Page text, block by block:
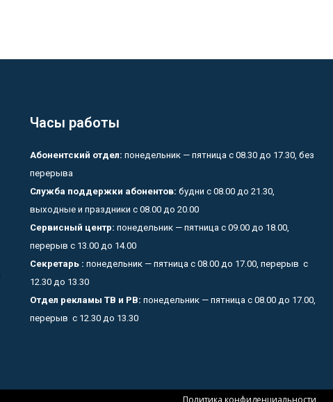
Часы работы
Абонентский отдел: понедельник — пятница с 08.30 до 17.30, без
перерыва
Служба поддержки абонентов: будни с 08.00 до 21.30,
выходные и праздники с 08.00 до 20.00
Сервисный центр: понедельник — пятница с 09.00 до 18.00,
перерыв с 13.00 до 14.00
Секретарь : понедельник — пятница с 08.00 до 17.00, перерыв с
12.30 до 13.30
Отдел рекламы ТВ и РВ: понедельник — пятница с 08.00 до 17.00,
перерыв с 12.30 до 13.30
Политика конфиденциальности